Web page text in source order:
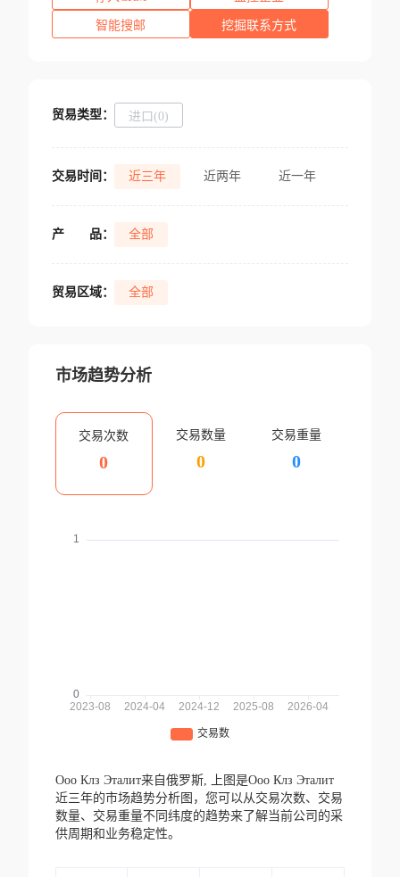
智能搜邮 挖掘联系方式
贸易类型： 进口(0)
交易时间： 近三年 近两年 近一年
产 品： 全部
贸易区域： 全部
市场趋势分析
交易次数
0
交易数量
0
交易重量
0
Ооо Клз Эталит来自俄罗斯,
上图是Ооо Клз Эталит
近三年的市场趋势分析图，您可以从交易次数、交易
数量、交易重量不同纬度的趋势来了解当前公司的采
供周期和业务稳定性。